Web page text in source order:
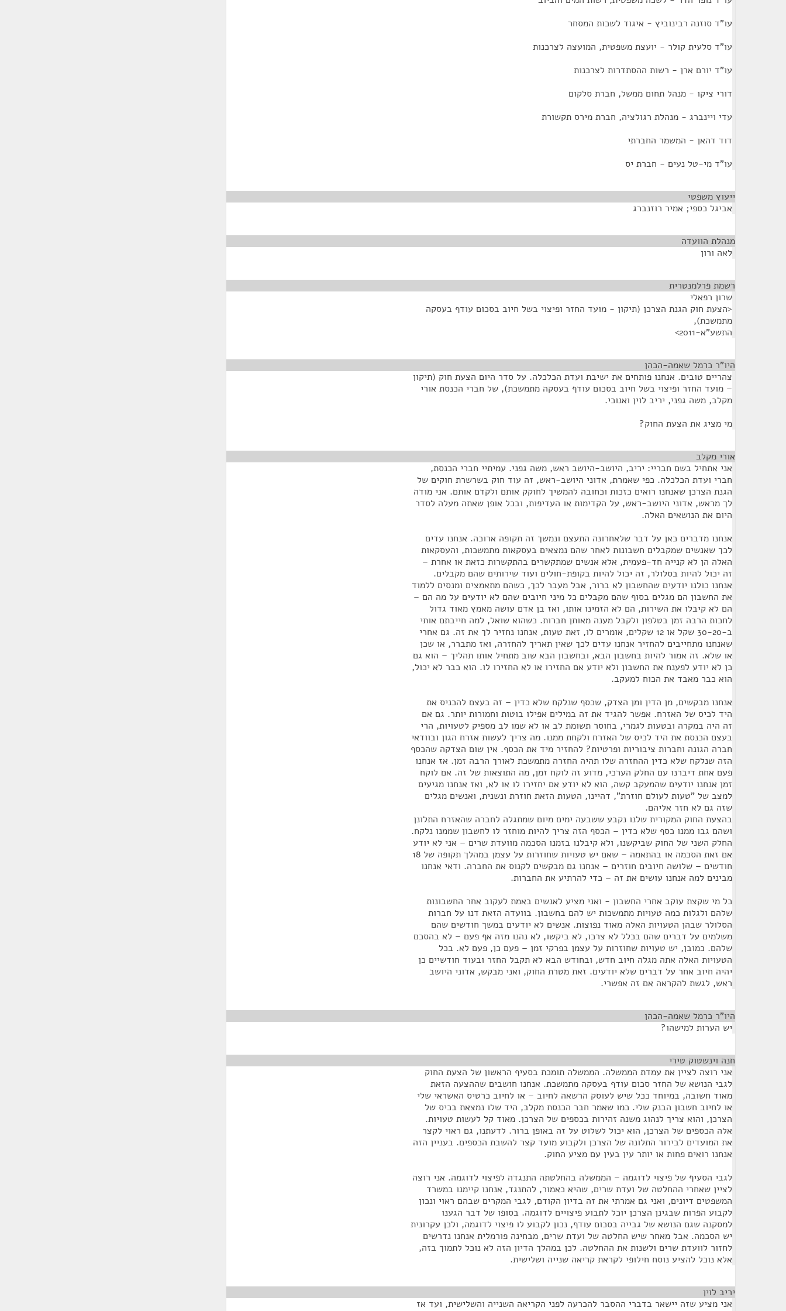
עו"ד סוזנה רבינוביץ - איגוד לשכות המסחר
עו"ד סלעית קולר - יועצת משפטית, המועצה לצרכנות
עו"ד יורם ארן - רשות ההסתדרות לצרכנות
דורי ציקו - מנהל תחום ממשל, חברת סלקום
עדי ויינברג - מנהלת רגולציה, חברת מירס תקשורת
דוד דהאן - המשמר החברתי
עו"ד מי-טל נעים - חברת יס
ייעוץ משפטי
אביגל כספי; אמיר רוזנברג
מנהלת הוועדה
לאה ורון
רשמת פרלמנטרית
שרון רפאלי
<הצעת חוק הגנת הצרכן (תיקון - מועד החזר ופיצוי בשל חיוב בסכום עודף בעסקה
מתמשכת),
התשע"א-2011>
היו"ר כרמל שאמה-הכהן
צהריים טובים. אנחנו פותחים את ישיבת ועדת הכלכלה. על סדר היום הצעת חוק (תיקון
– מועד החזר ופיצוי בשל חיוב בסכום עודף בעסקה מתמשכת), של חברי הכנסת אורי
מקלב, משה גפני, יריב לוין ואנוכי.
מי מציג את הצעת החוק?
אורי מקלב
אני אתחיל בשם חבריי: יריב, היושב-היושב ראש, משה גפני. עמיתיי חברי הכנסת,
חברי ועדת הכלכלה. כפי שאמרת, אדוני היושב-ראש, זה עוד חוק בשרשרת חוקים של
הגנת הצרכן שאנחנו רואים כזכות וכחובה להמשיך לחוקק אותם ולקדם אותם. אני מודה
לך מראש, אדוני היושב-ראש, על הקדימות או העדיפות, ובכל אופן שאתה מעלה לסדר
היום את הנושאים האלה.
אנחנו מדברים כאן על דבר שלאחרונה התעצם ונמשך זה תקופה ארוכה. אנחנו עדים
לכך שאנשים שמקבלים חשבונות לאחר שהם נמצאים בעסקאות מתמשכות, והעסקאות
האלה הן לא קנייה חד-פעמית, אלא אנשים שמתקשרים בהתקשרות כזאת או אחרת –
זה יכול להיות בסלולר, זה יכול להיות בקופת-חולים ועוד שירותים שהם מקבלים.
אנחנו כולנו יודעים שהחשבון לא ברור, אבל מעבר לכך, כשהם מתאמצים ומנסים ללמוד
את החשבון הם מגלים בסוף שהם מקבלים כל מיני חיובים שהם לא יודעים על מה הם –
הם לא קיבלו את השירות, הם לא הזמינו אותו, ואז בן אדם עושה מאמץ מאוד גדול
לחכות הרבה זמן בטלפון ולקבל מענה מאותן חברות. כשהוא שואל, למה חייבתם אותי
ב-30-20 שקל או 12 שקלים, אומרים לו, זאת טעות, אנחנו נחזיר לך את זה. גם אחרי
שאנחנו מתחייבים להחזיר אנחנו עדים לכך שאין תאריך להחזרה, ואז מתברר, או שכן
או שלא. זה אמור להיות בחשבון הבא, ובחשבון הבא שוב מתחיל אותו תהליך – הוא גם
כן לא יודע לפענח את החשבון ולא יודע אם החזירו או לא החזירו לו. הוא כבר לא יכול,
הוא כבר מאבד את הכוח למעקב.
אנחנו מבקשים, מן הדין ומן הצדק, שכסף שנלקח שלא כדין – זה בעצם להכניס את
היד לכיס של האזרח. אפשר להגיד את זה במילים אפילו בוטות וחמורות יותר. גם אם
זה היה במקרה ובטעות לגמרי, בחוסר תשומת לב או לא שמו לב מספיק לטעויות, הרי
בעצם הכנסת את היד לכיס של האזרח ולקחת ממנו. מה צריך לעשות אזרח הגון ובוודאי
חברה הגונה וחברות ציבוריות ופרטיות? להחזיר מיד את הכסף. אין שום הצדקה שהכסף
הזה שנלקח שלא כדין ההחזרה שלו תהיה החזרה מתמשכת לאורך הרבה זמן. אז אנחנו
פעם אחת דיברנו עם החלק הערכי, מדוע זה לוקח זמן, מה התוצאות של זה. אם לוקח
זמן אנחנו יודעים שהמעקב קשה, הוא לא יודע אם יחזירו לו או לא, ואז אנחנו מגיעים
למצב של "טעות לעולם חוזרת", דהיינו, הטעות הזאת חוזרת ונשנית, ואנשים מגלים
שזה גם לא חזר אליהם.
בהצעת החוק המקורית שלנו נקבע ששבעה ימים מיום שמתגלה לחברה שהאזרח התלונן
ושהם גבו ממנו כסף שלא כדין – הכסף הזה צריך להיות מוחזר לו לחשבון שממנו נלקח.
החלק השני של החוק שביקשנו, ולא קיבלנו בזמנו הסכמה מוועדת שרים – אני לא יודע
אם זאת הסכמה או בהתאמה – שאם יש טעויות שחוזרות על עצמן במהלך תקופה של 18
חודשים – שלושה חיובים חוזרים – אנחנו גם מבקשים לקנוס את החברה. ודאי אנחנו
מבינים למה אנחנו עושים את זה – כדי להרתיע את החברות.
כל מי שקצת עוקב אחרי החשבון - ואני מציע לאנשים באמת לעקוב אחר החשבונות
שלהם ולגלות כמה טעויות מתמשכות יש להם בחשבון. בוועדה הזאת דנו על חברות
הסלולר שבהן הטעויות האלה מאוד נפוצות. אנשים לא יודעים במשך חודשים שהם
משלמים על דברים שהם בכלל לא צרכו, לא ביקשו, לא נהנו מזה אף פעם – לא בהסכם
שלהם. כמובן, יש טעויות שחוזרות על עצמן בפרקי זמן – פעם כן, פעם לא. בכל
הטעויות האלה אתה מגלה חיוב חדש, ובחודש הבא לא תקבל החזר ובעוד חודשיים כן
יהיה חיוב אחר על דברים שלא יודעים. זאת מטרת החוק, ואני מבקש, אדוני היושב
ראש, לגשת להקראה אם זה אפשרי.
היו"ר כרמל שאמה-הכהן
יש הערות למישהו?
חנה וינשטוק טירי
אני רוצה לציין את עמדת הממשלה. הממשלה תומכת בסעיף הראשון של הצעת החוק
לגבי הנושא של החזר סכום עודף בעסקה מתמשכת. אנחנו חושבים שההצעה הזאת
מאוד חשובה, במיוחד ככל שיש לעוסק הרשאה לחיוב – או לחיוב כרטיס האשראי שלי
או לחיוב חשבון הבנק שלי. כמו שאמר חבר הכנסת מקלב, היד שלו נמצאת בכיס של
הצרכן, והוא צריך לנהוג משנה זהירות בכספים של הצרכן. מאוד קל לעשות טעויות.
אלה הכספים של הצרכן, הוא יכול לשלוט על זה באופן ברור. לדעתנו, גם ראוי לקצר
את המועדים לבירור התלונה של הצרכן ולקבוע מועד קצר להשבת הכספים. בעניין הזה
אנחנו רואים פחות או יותר עין בעין עם מציע החוק.
לגבי הסעיף של פיצוי לדוגמה – הממשלה בהחלטתה התנגדה לפיצוי לדוגמה. אני רוצה
לציין שאחרי ההחלטה של ועדת שרים, שהיא כאמור, להתנגד, אנחנו קיימנו במשרד
המשפטים דיונים, ואני גם אמרתי את זה בדיון הקודם, לגבי המקרים שבהם ראוי ונכון
לקבוע הפרות שבגינן הצרכן יוכל לתבוע פיצויים לדוגמה. בסופו של דבר הגענו
למסקנה שגם הנושא של גבייה בסכום עודף, נכון לקבוע לו פיצוי לדוגמה, ולכן עקרונית
יש הסכמה. אבל מאחר שיש החלטה של ועדת שרים, מבחינה פורמלית אנחנו נדרשים
לחזור לוועדת שרים ולשנות את ההחלטה. לכן במהלך הדיון הזה לא נוכל לתמוך בזה,
אלא נוכל להציע נוסח חילופי לקראת קריאה שנייה ושלישית.
יריב לוין
אני מציע שזה יישאר בדברי ההסבר להכרעה לפני הקריאה השנייה והשלישית, ועד אז